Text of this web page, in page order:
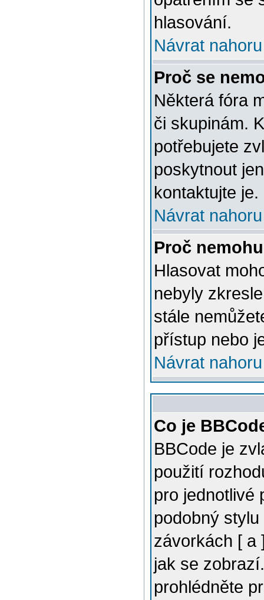
hlasování.
Návrat nahoru
Proč se
Některá fóra
či skupinám.
potřebujete
poskytnout
kontaktujte je.
Návrat nahoru
Proč
Hlasovat
nebyly
stále
přístup nebo
Návrat nahoru
Co je
BBCode je
použití
pro jednotlivé
podobný
závorkách [ a
jak se
prohlédněte